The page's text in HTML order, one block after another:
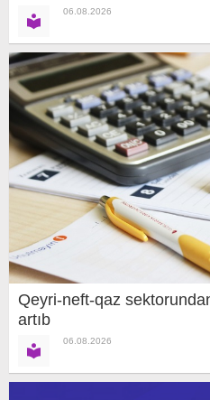
06.08.2026
Qeyri-neft-qaz
artıb
06.08.2026